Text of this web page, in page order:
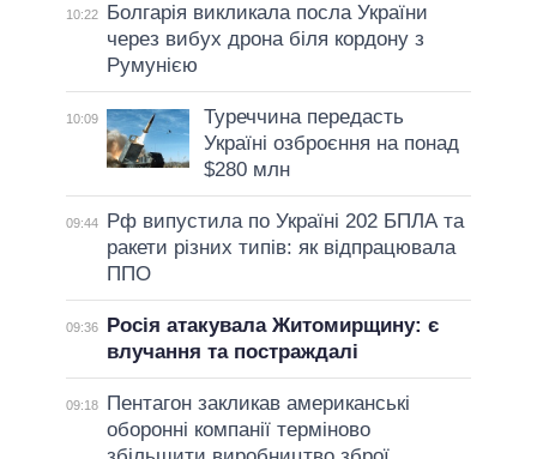
10:22
Болгарія викликала посла України
через вибух дрона біля кордону з
Румунією
10:09
Туреччина передасть
Україні озброєння на понад
$280 млн
09:44
Рф випустила по Україні 202 БПЛА та
ракети різних типів: як відпрацювала
ППО
09:36
Росія атакувала Житомирщину: є
влучання та постраждалі
09:18
Пентагон закликав американські
оборонні компанії терміново